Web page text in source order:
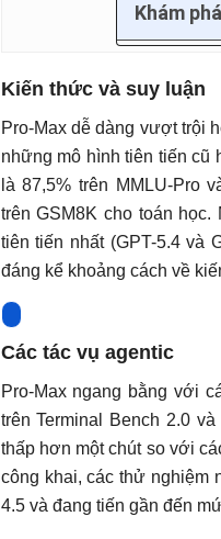
Khám
Kiến thức và suy luận
Pro-Max dễ dàng vượt trội
những mô hình tiên tiến cũ
là 87,5% trên MMLU-Pro
trên GSM8K cho toán
tiên tiến nhất (GPT-5.4 và
đáng kể khoảng cách về
Các tác vụ agentic
Pro-Max ngang bằng với
trên Terminal Bench 2.0
thấp hơn một chút so với
công khai, các thử nghiệm
4.5 và đang tiến gần đến